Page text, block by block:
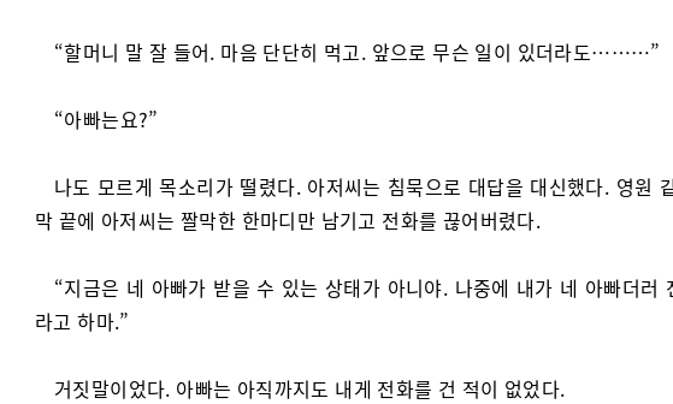
“할머니 말 잘 들어. 마음 단단히 먹고. 앞으로 무슨 일이 있더라도………”
“아빠는요?”
나도 모르게 목소리가 떨렸다. 아저씨는 침묵으로 대답을 대신했다. 영원
막 끝에 아저씨는 짤막한 한마디만 남기고 전화를 끊어버렸다.
“지금은 네 아빠가 받을 수 있는 상태가 아니야. 나중에 내가 네 아빠더러
라고 하마.”
거짓말이었다. 아빠는 아직까지도 내게 전화를 건 적이 없었다.